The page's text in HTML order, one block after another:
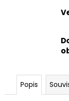
Popis